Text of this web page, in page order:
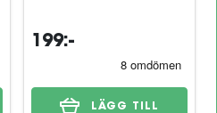
199:-
LÄGG TILL